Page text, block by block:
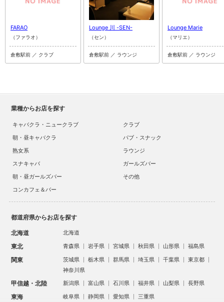
FARAO
（ファラオ）
倉敷駅前 ／ クラブ
Lounge 川 -SEN-
（セン）
倉敷駅前 ／ ラウンジ
Lounge Marie
（マリエ）
倉敷駅前 ／ ラウンジ
業種からお店を探す
キャバクラ・ニュークラブ
クラブ
朝・昼キャバクラ
パブ・スナック
熟女系
ラウンジ
スナキャバ
ガールズバー
朝・昼ガールズバー
その他
コンカフェ＆バー
都道府県からお店を探す
北海道 北海道
東北 青森県 岩手県 宮城県 秋田県 山形県 福島県
関東 茨城県 栃木県 群馬県 埼玉県 千葉県
東京都
神奈川県
甲信越・北陸 新潟県 富山県 石川県 福井県 山梨県 長野県
東海 岐阜県 静岡県 愛知県 三重県